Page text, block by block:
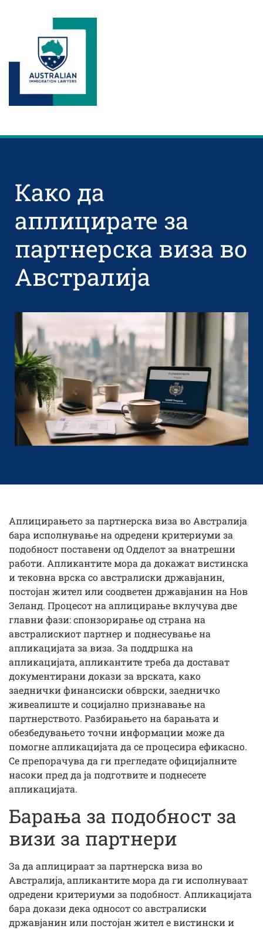
Како да
аплицирате за
партнерска виза во
Австралија
Аплицирањето за партнерска виза во Австралија
бара исполнување на одредени критериуми за
подобност поставени од Одделот за внатрешни
работи. Апликантите мора да докажат вистинска
и тековна врска со австралиски државјанин,
постојан жител или соодветен државјанин на Нов
Зеланд. Процесот на аплицирање вклучува две
главни фази: спонзорирање од страна на
австралискиот партнер и поднесување на
апликацијата за виза. За поддршка на
апликацијата, апликантите треба да достават
документирани докази за врската, како
заеднички финансиски обврски, заедничко
живеалиште и социјално признавање на
партнерството. Разбирањето на барањата и
обезбедувањето точни информации може да
помогне апликацијата да се процесира ефикасно.
Се препорачува да ги прегледате официјалните
насоки пред да ја подготвите и поднесете
апликацијата.
Барања за подобност за
визи за партнери
За да аплицираат за партнерска виза во
Австралија, апликантите мора да ги исполнуваат
одредени критериуми за подобност. Апликацијата
бара докази дека односот со австралиски
државјанин или постојан жител е вистински и